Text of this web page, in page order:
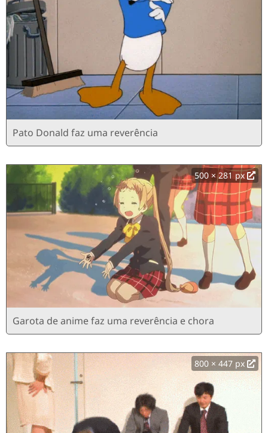
Pato Donald faz uma reverência
500 × 281 px
Garota de anime faz uma reverência e chora
800 × 447 px